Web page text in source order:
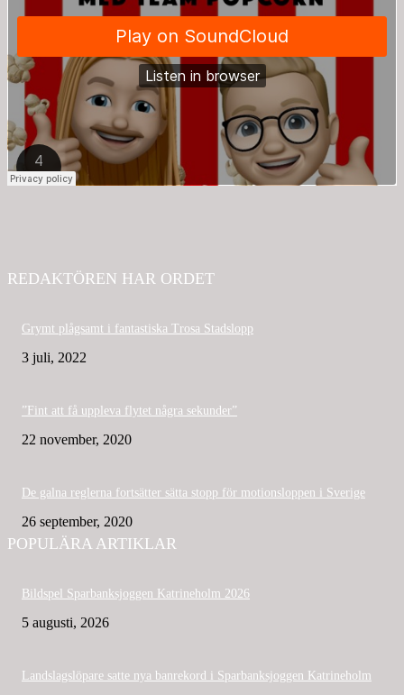
REDAKTÖREN HAR ORDET
Grymt plågsamt i fantastiska Trosa Stadslopp
3 juli, 2022
”Fint att få uppleva flytet några sekunder”
22 november, 2020
De galna reglerna fortsätter sätta stopp för motionsloppen i Sverige
26 september, 2020
POPULÄRA ARTIKLAR
Bildspel Sparbanksjoggen Katrineholm 2026
5 augusti, 2026
Landslagslöpare satte nya banrekord i Sparbanksjoggen Katrineholm